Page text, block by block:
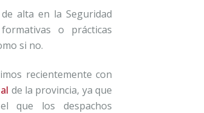
alta en la Seguridad
o prácticas
si no.
recientemente con
de la provincia, ya que
que los despachos